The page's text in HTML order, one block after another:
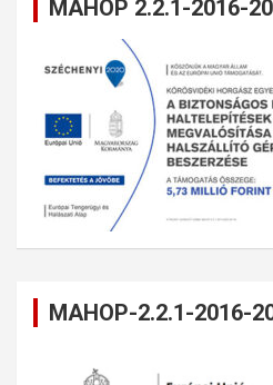
MAHOP 2.2.1-2016-
MAHOP-2.2.1-2016-